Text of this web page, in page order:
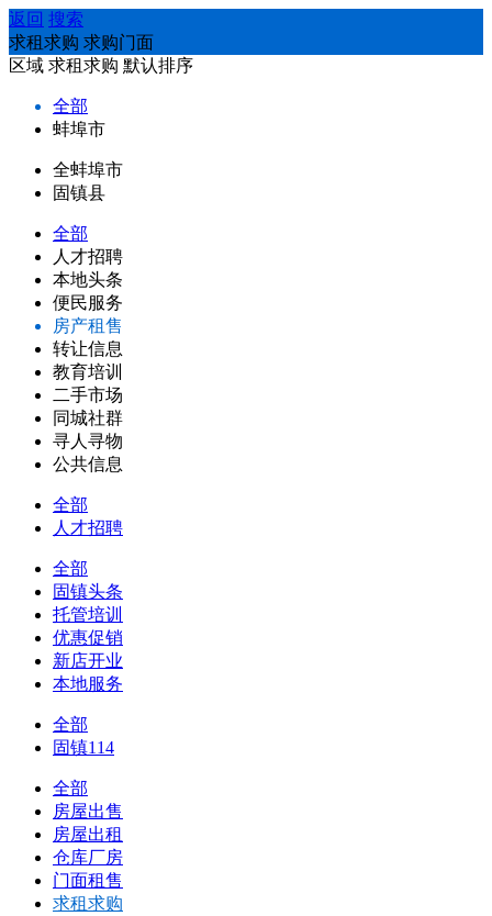
返回 搜索
求租求购 求购门面
区域 求租求购 默认排序
全部
蚌埠市
全蚌埠市
固镇县
全部
人才招聘
本地头条
便民服务
房产租售
转让信息
教育培训
二手市场
同城社群
寻人寻物
公共信息
全部
人才招聘
全部
固镇头条
托管培训
优惠促销
新店开业
本地服务
全部
固镇114
全部
房屋出售
房屋出租
仓库厂房
门面租售
求租求购